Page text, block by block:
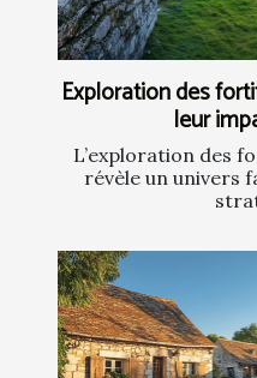
Exploration des
leur
L’exploration des
révèle un univers